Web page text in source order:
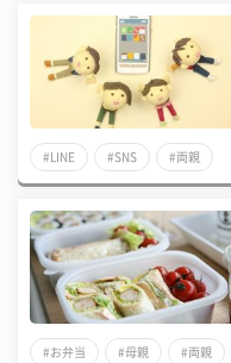
#LINE #SNS #両親
#お弁当 #母親 #両親